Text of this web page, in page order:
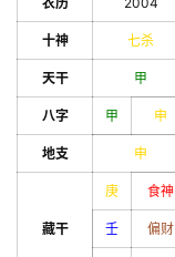
十神 七杀
天干 甲
八字 甲 申
地支 申
藏干
庚 食神
壬 偏财